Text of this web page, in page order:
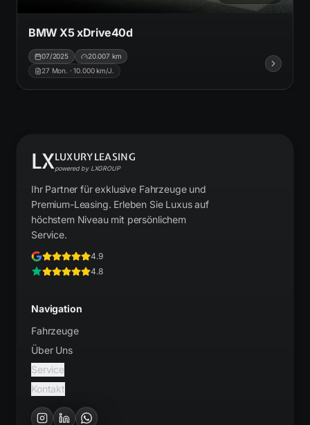
BMW X5 xDrive40d
07/2025 20.007km
27 Mon. ·10.000km/J.
LXLUXURYLEASING
powered by LXGROUP
Ihr Partner für exklusive Fahrzeuge und
Premium-Leasing. Erleben Sie Luxus auf
höchstem Niveau mit persönlichem
Service.
4.9
4.8
Navigation
Fahrzeuge
Über Uns
Service
Kontakt